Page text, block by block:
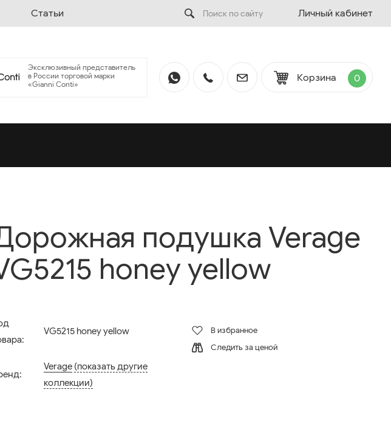
Статьи Личный кабинет
Эксклюзивный представитель
в России торговой марки
«Gianni Conti»
Корзина 0
подушка Verage
honey yellow
VG5215 honey yellow
Verage (показать другие
коллекции)
В избранное
Следить за ценой